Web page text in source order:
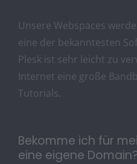
Unsere Webspaces
eine der bekanntesten
Plesk ist sehr leicht zu
Internet eine große
Tutorials.
Bekomme ich für
eine eigene